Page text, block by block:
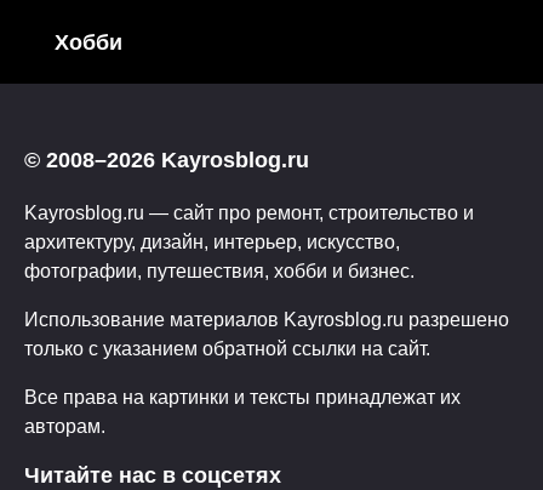
Хобби
© 2008–2026 Kayrosblog.ru
Kayrosblog.ru — сайт про ремонт, строительство и
архитектуру, дизайн, интерьер, искусство,
фотографии, путешествия, хобби и бизнес.
Использование материалов Kayrosblog.ru разрешено
только с указанием обратной ссылки на сайт.
Все права на картинки и тексты принадлежат их
авторам.
Читайте нас в соцсетях